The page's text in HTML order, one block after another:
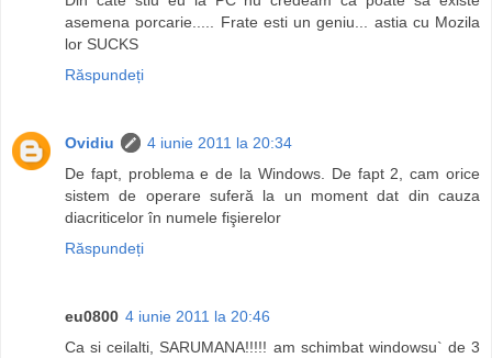
asemena porcarie..... Frate esti un geniu... astia cu Mozila
lor SUCKS
Răspundeți
Ovidiu
4 iunie 2011 la 20:34
De fapt, problema e de la Windows. De fapt 2, cam orice
sistem de operare suferă la un moment dat din cauza
diacriticelor în numele fişierelor
Răspundeți
eu0800 4 iunie 2011 la 20:46
Ca si ceilalti, SARUMANA!!!!! am schimbat windowsu` de 3